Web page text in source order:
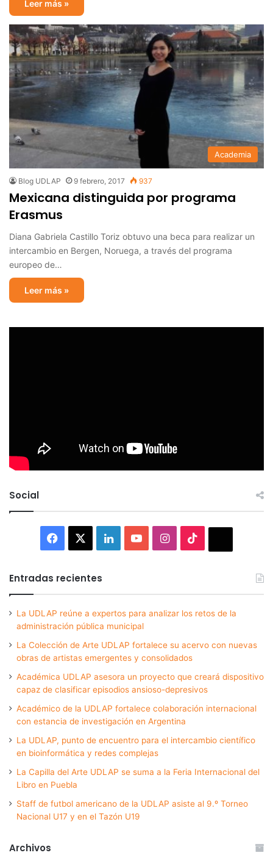
Leer más »
Academia
Blog UDLAP 9 febrero, 2017 937
Mexicana distinguida por programa
Erasmus
Diana Gabriela Castillo Toriz obtuvo una beca para realizar un
intercambio en Bergen, Noruega, a través del programa
europeo de…
Leer más »
Social
Facebook LinkedInYouTubeInstagram
Entradas recientes
La UDLAP reúne a expertos para analizar los retos de la
administración pública municipal
La Colección de Arte UDLAP fortalece su acervo con nuevas
obras de artistas emergentes y consolidados
Académica UDLAP asesora un proyecto que creará dispositivo
capaz de clasificar episodios ansioso-depresivos
Académico de la UDLAP fortalece colaboración internacional
con estancia de investigación en Argentina
La UDLAP, punto de encuentro para el intercambio científico
en bioinformática y redes complejas
La Capilla del Arte UDLAP se suma a la Feria Internacional del
Libro en Puebla
Staff de futbol americano de la UDLAP asiste al 9.º Torneo
Nacional U17 y en el Tazón U19
Archivos